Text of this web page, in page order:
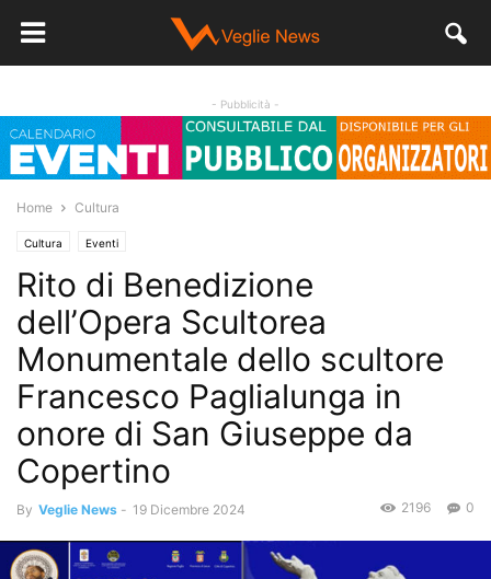
- Pubblicità -
Home Cultura
Cultura Eventi
Rito di Benedizione
dell’Opera Scultorea
Monumentale dello scultore
Francesco Paglialunga in
onore di San Giuseppe da
Copertino
By Veglie News - 19 Dicembre 2024 0
2196